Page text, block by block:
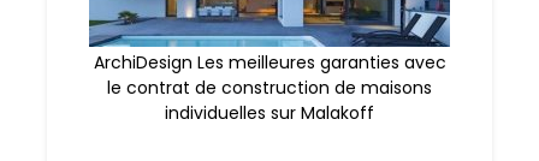
ArchiDesign Les meilleures garanties avec
le contrat de construction de maisons
individuelles sur Malakoff